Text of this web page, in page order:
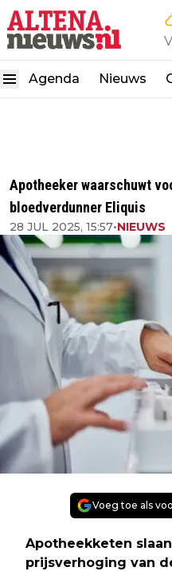
Agenda Nieuws
Apotheeker waarschuwt
bloedverdunner Eliquis
28 JUL 2025, 15:57•NIEUWS
Voeg toe als
Apotheekketen
prijsverhoging van